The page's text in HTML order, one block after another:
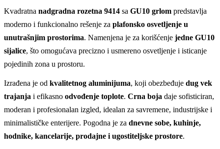
Kvadratna nadgradna rozetna 9414 sa GU10 grlom predstavlja
moderno i funkcionalno rešenje za plafonsko osvetljenje u
unutrašnjim prostorima. Namenjena je za korišćenje jedne GU10
sijalice, što omogućava precizno i usmereno osvetljenje i isticanje
pojedinih zona u prostoru.
Izrađena je od kvalitetnog aluminijuma, koji obezbeđuje dug vek
trajanja i efikasno odvođenje toplote. Crna boja daje sofisticiran,
moderan i profesionalan izgled, idealan za savremene, industrijske i
minimalističke enterijere. Pogodna je za dnevne sobe, kuhinje,
hodnike, kancelarije, prodajne i ugostiteljske prostore.